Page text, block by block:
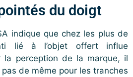
du doigt
indique que chez les plus de
lié à l’objet offert influe
la perception de la marque, il
pas de même pour les tranches